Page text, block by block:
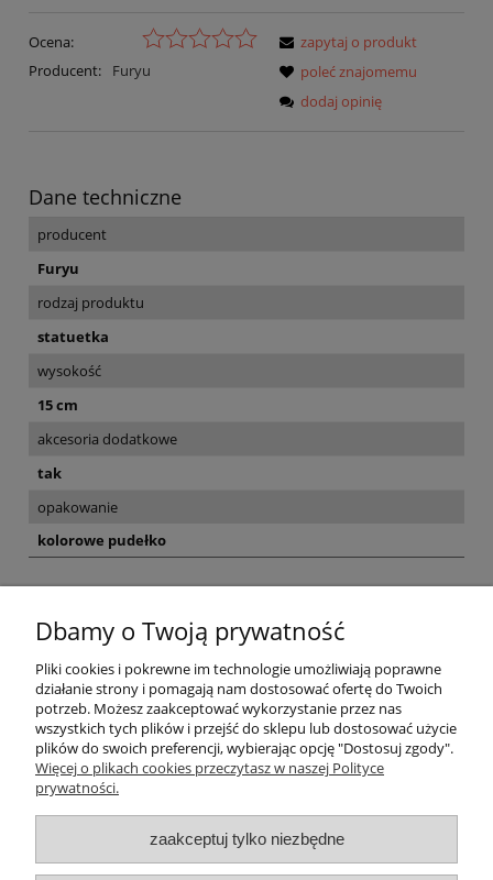
Ocena:
Producent:
Furyu
zapytaj o produkt
poleć znajomemu
dodaj opinię
Dane techniczne
producent
Furyu
rodzaj produktu
statuetka
wysokość
15 cm
akcesoria dodatkowe
tak
opakowanie
kolorowe pudełko
Pomoc
Moje konto
Płatności i dostawa
Dbamy o Twoją prywatność
Pliki cookies i pokrewne im technologie umożliwiają poprawne
działanie strony i pomagają nam dostosować ofertę do Twoich
potrzeb. Możesz zaakceptować wykorzystanie przez nas
wszystkich tych plików i przejść do sklepu lub dostosować użycie
plików do swoich preferencji, wybierając opcję "Dostosuj zgody".
Więcej o plikach cookies przeczytasz w naszej Polityce
prywatności.
zaakceptuj tylko niezbędne